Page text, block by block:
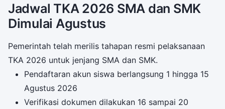
Jadwal TKA 2026 SMA dan SMK
Dimulai Agustus
Pemerintah telah merilis tahapan resmi pelaksanaan
TKA 2026 untuk jenjang SMA dan SMK.
Pendaftaran akun siswa berlangsung 1 hingga 15
Agustus 2026
Verifikasi dokumen dilakukan 16 sampai 20